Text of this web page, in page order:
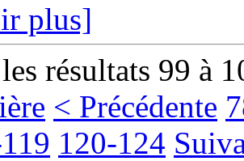
plus]
résultats 99 à
< Précédente
120-124